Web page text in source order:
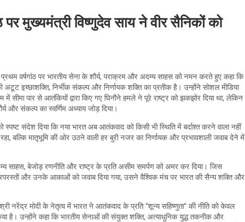
मुख्यमंत्री विष्णुदेव साय ने वीर सैनिकों को
वर्षगांठ पर भारतीय सेना के शौर्य, पराक्रम और अदम्य साहस को नमन करते हुए कहा कि
इच्छाशक्ति, निर्भीक संकल्प और निर्णायक शक्ति का प्रतीक है। उन्होंने सोशल मीडिया
पार से आतंकियों द्वारा किए गए घिनौने हमले ने पूरे राष्ट्र को झकझोर दिया था, लेकिन
और संकल्प का स्वर्णिम अध्याय जोड़ दिया।
संदेश दिया कि नया भारत अब आतंकवाद को किसी भी स्थिति में बर्दाश्त करने वाला नहीं
बल्कि मातृभूमि की ओर उठने वाली हर बुरी नजर का निर्णायक और प्रभावशाली जवाब देने में
साहस, बेजोड़ रणनीति और राष्ट्र के प्रति असीम समर्पण को अमर कर दिया। जिस
और उनके आकाओं को जवाब दिया गया, उसने वैश्विक मंच पर भारत की सैन्य शक्ति और
नरेंद्र मोदी के नेतृत्व में भारत ने आतंकवाद के प्रति “शून्य सहिष्णुता” की नीति को केवल
है। उन्होंने कहा कि भारतीय सेनाओं की संयुक्त शक्ति, अत्याधुनिक युद्ध तकनीक और